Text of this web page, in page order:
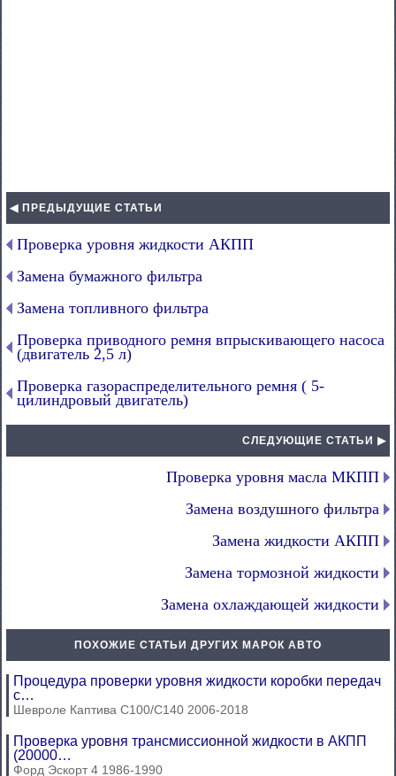
◀ ПРЕДЫДУЩИЕ СТАТЬИ
Проверка уровня жидкости АКПП
Замена бумажного фильтра
Замена топливного фильтра
Проверка приводного ремня впрыскивающего насоса
(двигатель 2,5 л)
Проверка газораспределительного ремня ( 5-
цилиндровый двигатель)
СЛЕДУЮЩИЕ СТАТЬИ ▶
Проверка уровня масла МКПП
Замена воздушного фильтра
Замена жидкости АКПП
Замена тормозной жидкости
Замена охлаждающей жидкости
ПОХОЖИЕ СТАТЬИ ДРУГИХ МАРОК АВТО
Процедура проверки уровня жидкости коробки передач
с…
Шевроле Каптива С100/С140 2006-2018
Проверка уровня трансмиссионной жидкости в АКПП
(20000…
Форд Эскорт 4 1986-1990